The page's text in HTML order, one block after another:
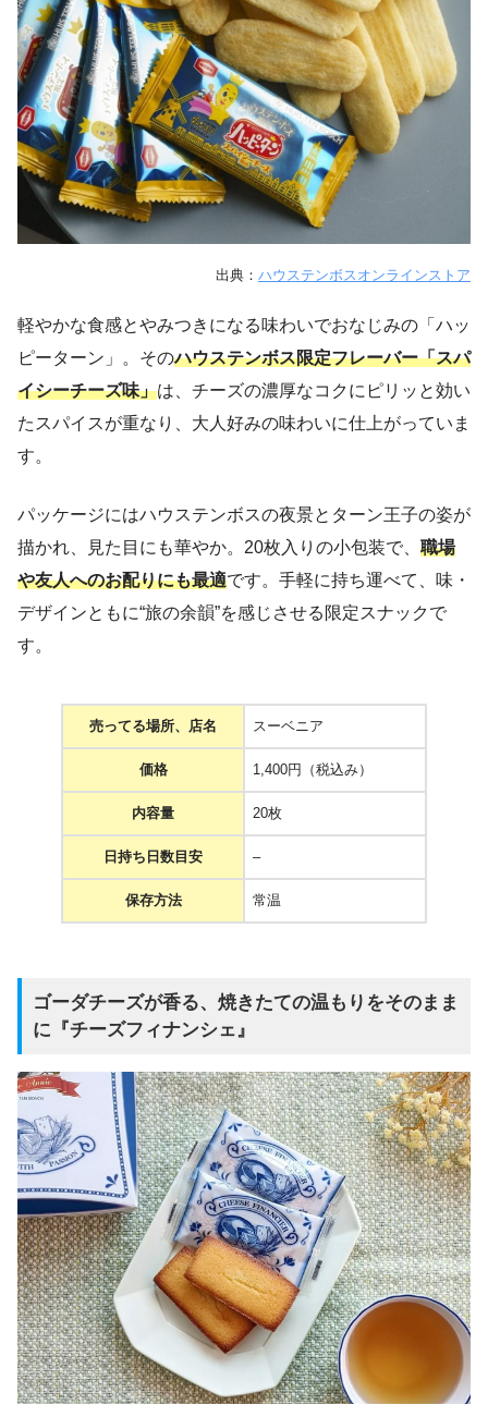
出典： ハウステンボスオンラインストア
軽やかな食感とやみつきになる味わいでおなじみの「ハッ
ピーターン」。そのハウステンボス限定フレーバー「スパ
イシーチーズ味」は、チーズの濃厚なコクにピリッと効い
たスパイスが重なり、大人好みの味わいに仕上がっていま
す。
パッケージにはハウステンボスの夜景とターン王子の姿が
描かれ、見た目にも華やか。20枚入りの小包装で、 職場
や友人へのお配りにも最適です。手軽に持ち運べて、味・
デザインともに“旅の余韻”を感じさせる限定スナックで
す。
売ってる場所、店名 スーベニア
価格 1,400円（税込み）
内容量 20枚
日持ち日数目安 –
保存方法 常温
ゴーダチーズが香る、焼きたての温もりをそのまま
に『チーズフィナンシェ』